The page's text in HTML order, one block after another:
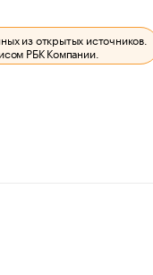
из открытых источников.
РБК Компании.